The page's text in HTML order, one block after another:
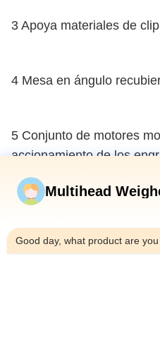
3 Apoya materiales de
4 Mesa en ángulo
5 Conjunto de motores
accionamiento de los
Multihead
Good day, what product are